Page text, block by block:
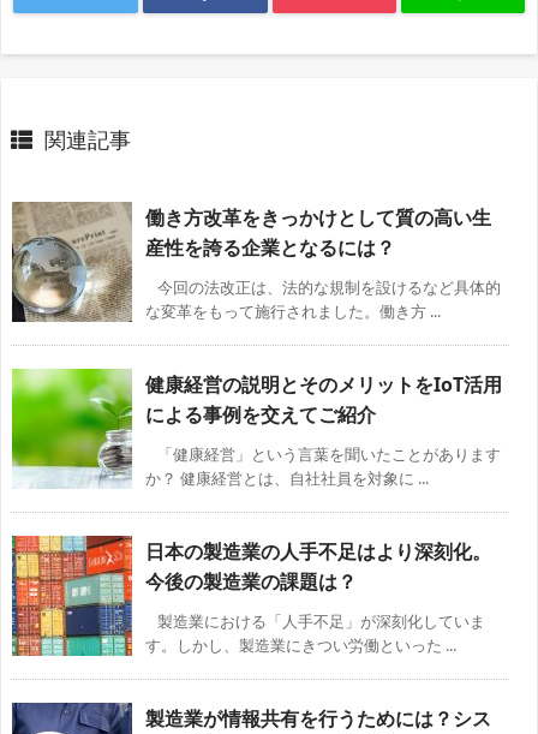
関連記事
働き方改革をきっかけとして質の高い生
産性を誇る企業となるには？
今回の法改正は、法的な規制を設けるなど具体的
な変革をもって施行されました。働き方 ...
健康経営の説明とそのメリットをIoT活用
による事例を交えてご紹介
「健康経営」という言葉を聞いたことがあります
か？ 健康経営とは、自社社員を対象に ...
日本の製造業の人手不足はより深刻化。
今後の製造業の課題は？
製造業における「人手不足」が深刻化していま
す。しかし、製造業にきつい労働といった ...
製造業が情報共有を行うためには？シス